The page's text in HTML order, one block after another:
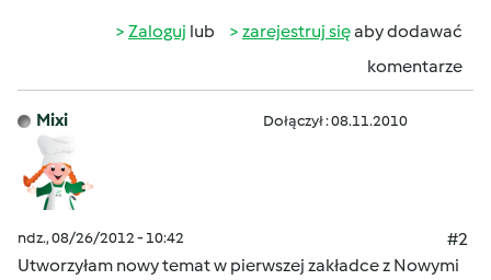
Zaloguj lub zarejestruj sięaby dodawać
komentarze
Mixi Dołączył : 08.11.2010
ndz., 08/26/2012 - 10:42
#2
Utworzyłam nowy temat w pierwszej zakładce z Nowymi